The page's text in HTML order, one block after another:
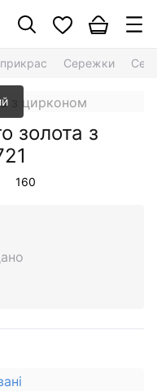
Сережки
золота з
160